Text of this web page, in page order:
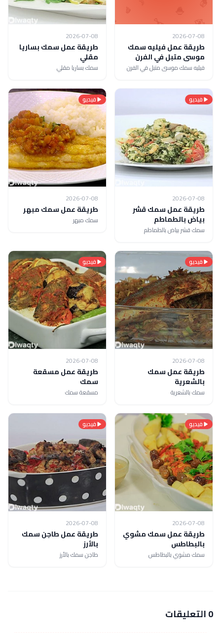
2026-07-08
طريقة عمل فيليه سمك
موسى متبل في الفرن
فيليه سمك موسى متبل في الفرن
2026-07-08
طريقة عمل سمك بساريا
مقلي
سمك بساريا مقلي
فيديو
2026-07-08
طريقة عمل سمك قشر
بياض بالطماطم
سمك قشر بياض بالطماطم
فيديو
2026-07-08
طريقة عمل سمك مبهر
سمك مبهر
فيديو
2026-07-08
طريقة عمل سمك
بالشعرية
سمك بالشعرية
فيديو
2026-07-08
طريقة عمل مسقعة
سمك
مسقعة سمك
فيديو
2026-07-08
طريقة عمل سمك مشوي
بالبطاطس
سمك مشوي بالبطاطس
فيديو
2026-07-08
طريقة عمل طاجن سمك
بالأرز
طاجن سمك بالأرز
0 التعليقات